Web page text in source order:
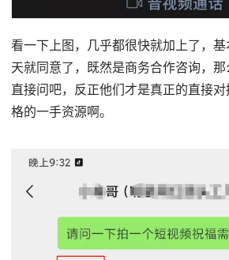
看一下上图，几乎都很快就加上了，
天就同意了，既然是商务合作咨询，
直接问吧，反正他们才是真正的直接
格的一手资源啊。